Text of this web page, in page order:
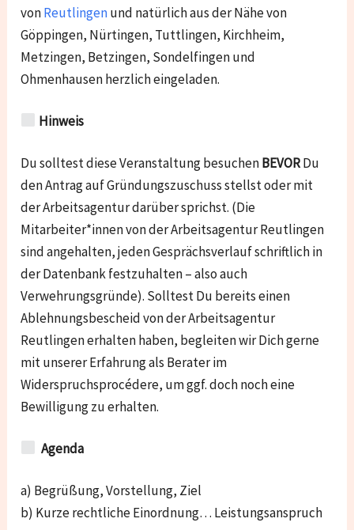
vonReutlingenund natürlich aus der Nähe von
Göppingen, Nürtingen, Tuttlingen, Kirchheim,
Metzingen, Betzingen, Sondelfingen und
Ohmenhausenherzlich eingeladen.
Hinweis
Du solltest diese Veranstaltung besuchenBEVORDu
den Antrag auf Gründungszuschuss stellst oder mit
der Arbeitsagentur darüber sprichst. (Die
Mitarbeiter*innen von der Arbeitsagentur Reutlingen
sind angehalten, jeden Gesprächsverlauf schriftlich in
der Datenbank festzuhalten – also auch
Verwehrungsgründe). Solltest Du bereits einen
Ablehnungsbescheid von der Arbeitsagentur
Reutlingen erhalten haben, begleiten wir Dich gerne
mit unserer Erfahrung als Berater im
Widerspruchsprocédere, um ggf. doch noch eine
Bewilligung zu erhalten.
Agenda
a) Begrüßung, Vorstellung, Ziel
b) Kurze rechtliche Einordnung… Leistungsanspruch